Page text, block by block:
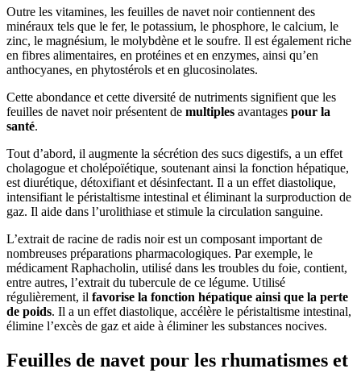
Outre les vitamines, les feuilles de navet noir contiennent des
minéraux tels que le fer, le potassium, le phosphore, le calcium, le
zinc, le magnésium, le molybdène et le soufre. Il est également riche
en fibres alimentaires, en protéines et en enzymes, ainsi qu’en
anthocyanes, en phytostérols et en glucosinolates.
Cette abondance et cette diversité de nutriments signifient que les
feuilles de navet noir présentent de multiples avantages pour la
santé.
Tout d’abord, il augmente la sécrétion des sucs digestifs, a un effet
cholagogue et cholépoïétique, soutenant ainsi la fonction hépatique,
est diurétique, détoxifiant et désinfectant. Il a un effet diastolique,
intensifiant le péristaltisme intestinal et éliminant la surproduction de
gaz. Il aide dans l’urolithiase et stimule la circulation sanguine.
L’extrait de racine de radis noir est un composant important de
nombreuses préparations pharmacologiques. Par exemple, le
médicament Raphacholin, utilisé dans les troubles du foie, contient,
entre autres, l’extrait du tubercule de ce légume. Utilisé
régulièrement, il favorise la fonction hépatique ainsi que la perte
de poids. Il a un effet diastolique, accélère le péristaltisme intestinal,
élimine l’excès de gaz et aide à éliminer les substances nocives.
Feuilles de navet pour les rhumatismes et